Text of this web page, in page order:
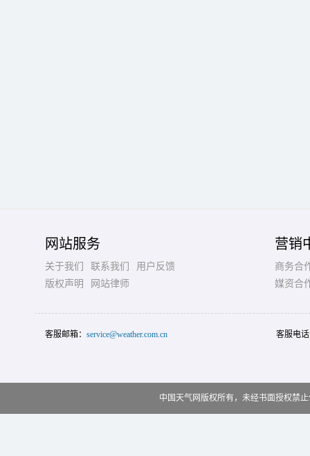
网站服务
关于我们 联系我们
用户反馈
版权声明
网站律师
营销
商务合
媒资合
客服邮箱： service@weather.com.cn 客服电
中国天气网版权所有，未经书面授权